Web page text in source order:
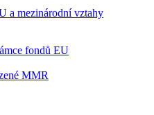
a mezinárodní vztahy
fondů EU
MMR